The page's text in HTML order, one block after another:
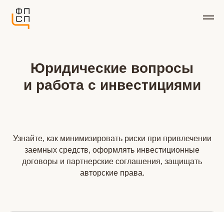
Юридические вопросы
и работа с инвестициями
Узнайте, как минимизировать риски при привлечении
заемных средств, оформлять инвестиционные
договоры и партнерские соглашения, защищать
авторские права.